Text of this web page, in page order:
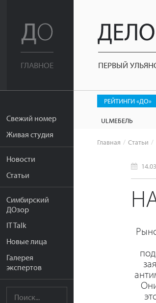
ГЛАВНОЕ
Свежий номер
Живая студия
Новости
Статьи
Симбирский
ДОзор
IT Talk
Новые лица
Галерея
экспертов
ПЕРВЫЙ
РЕЙТИНГИ «ДО»
ULМЕБЕЛЬ
Главная Статьи